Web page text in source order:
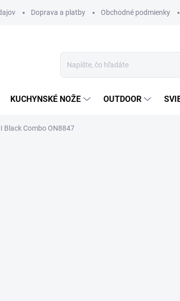
Doprava a platby Obchodné podmienky
KUCHYNSKÉ NOŽE OUTDOOR
Black Combo ON8847